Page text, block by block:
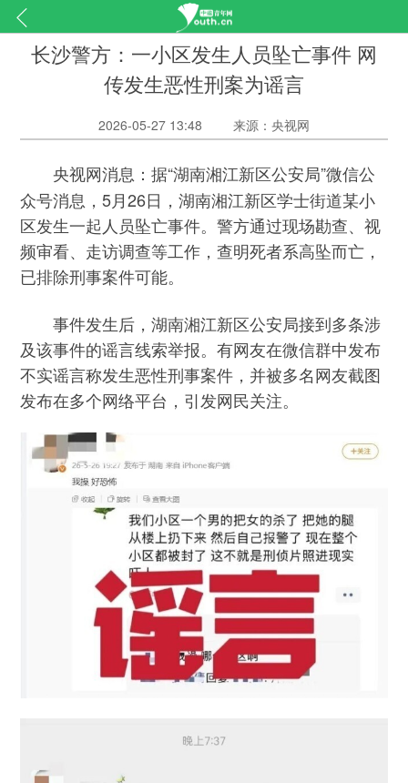
长沙警方：一小区发生人员坠亡事件 网
传发生恶性刑案为谣言
2026-05-27 13:48 来源：央视网
央视网消息：据“湖南湘江新区公安局”微信公
众号消息，5月26日，湖南湘江新区学士街道某小
区发生一起人员坠亡事件。警方通过现场勘查、视
频审看、走访调查等工作，查明死者系高坠而亡，
已排除刑事案件可能。
事件发生后，湖南湘江新区公安局接到多条涉
及该事件的谣言线索举报。有网友在微信群中发布
不实谣言称发生恶性刑事案件，并被多名网友截图
发布在多个网络平台，引发网民关注。